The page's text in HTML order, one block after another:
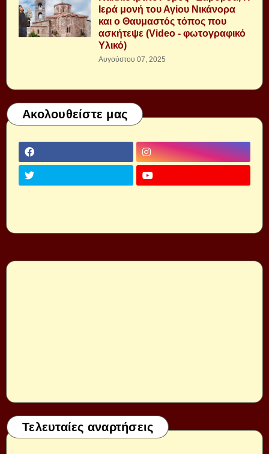
Ιερά μονή του Αγίου Νικάνορα
και ο Θαυμαστός τόπος που
ασκήτεψε (Video - φωτογραφικό
Υλικό)
Αυγούστου 07, 2025
Ακολουθείστε μας
Τελευταίες αναρτήσεις